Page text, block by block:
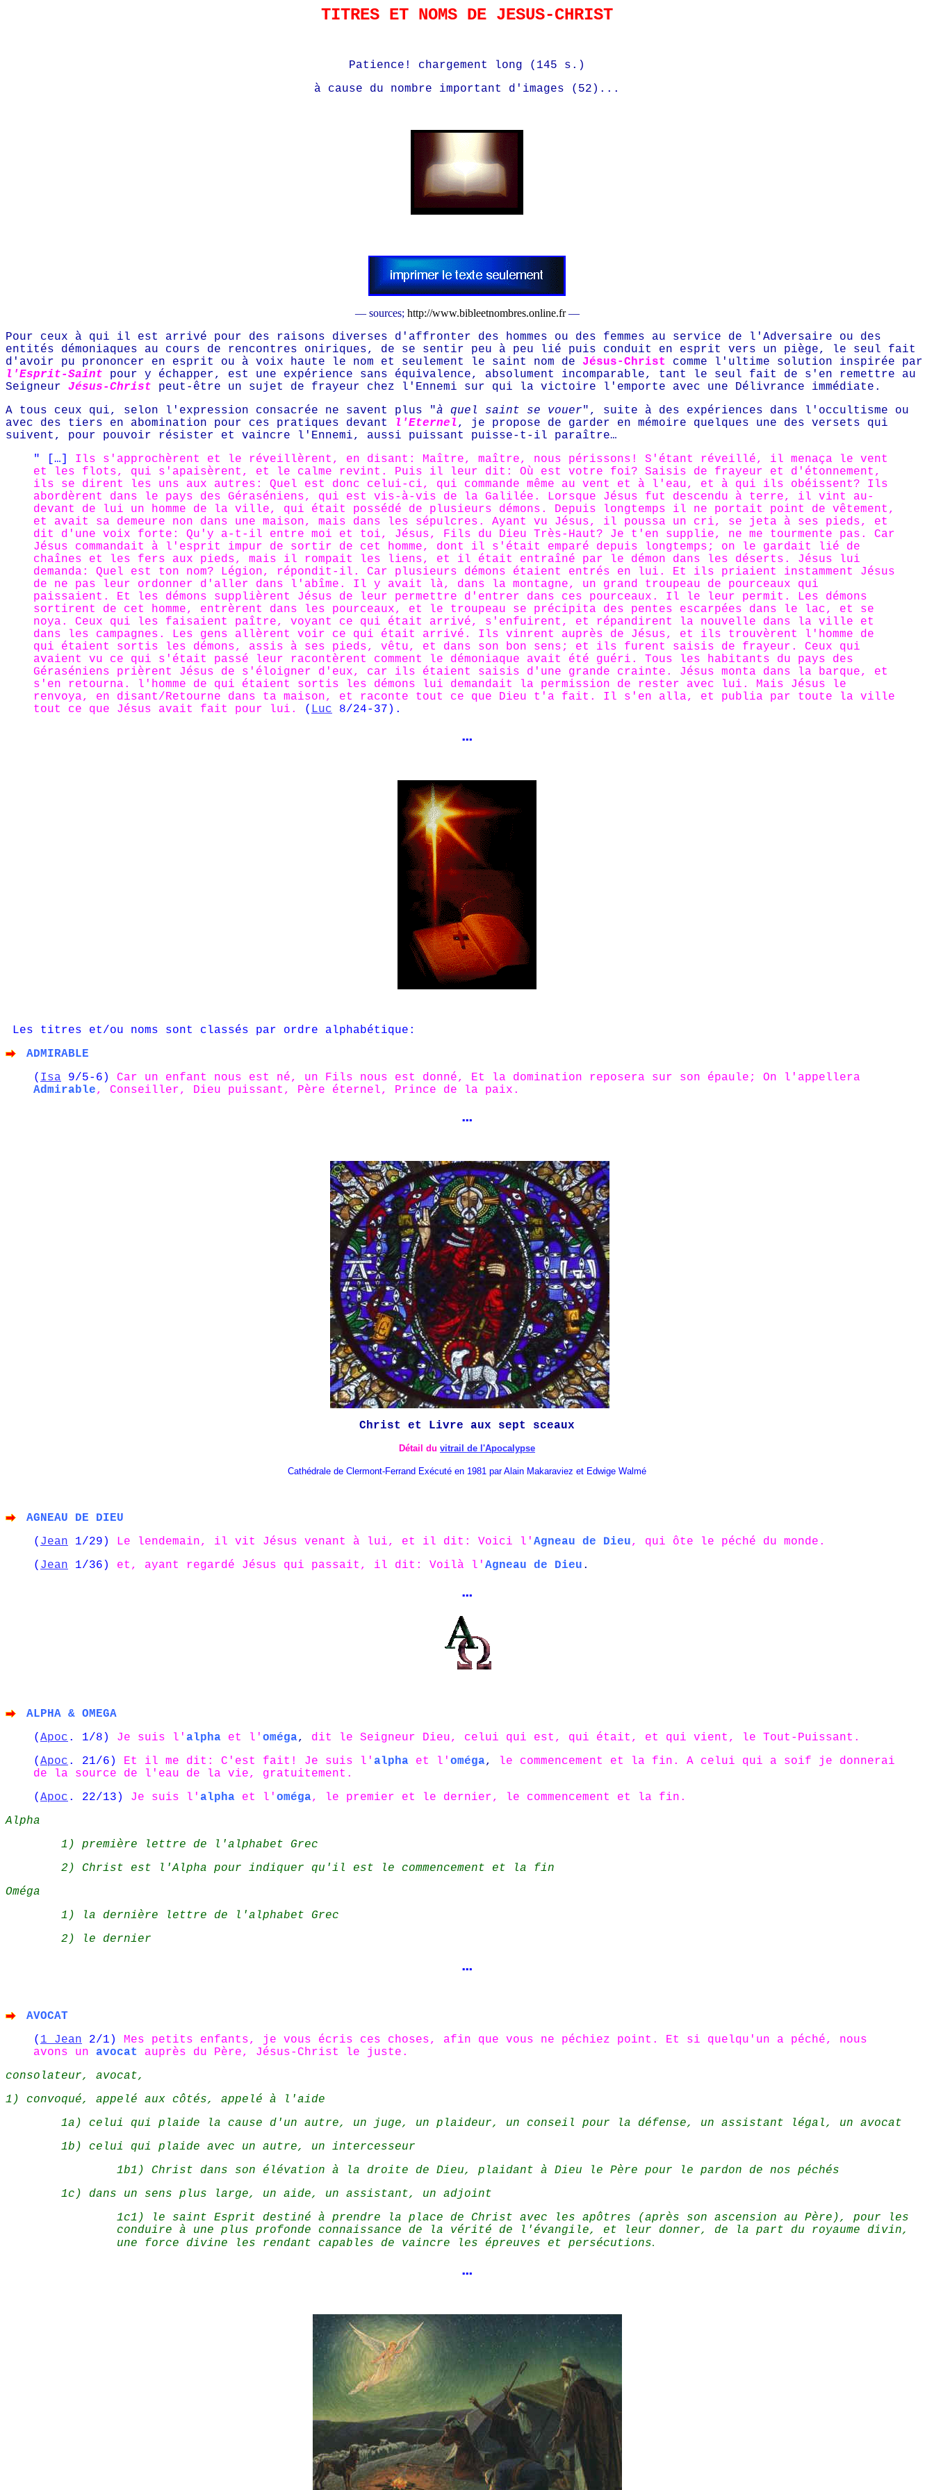
TITRES ET NOMS DE JESUS-CHRIST
Patience! chargement long (145 s.)
à cause du nombre important d'images (52)...
— sources; http://www.bibleetnombres.online.fr—
Pour ceux à qui il est arrivé pour des raisons diverses d'affronter des hommes ou des femmes au service de l'Adversaire ou des
entités démoniaques au cours de rencontres oniriques, de se sentir peu à peu lié puis conduit en esprit vers un piège, le seul fait
d'avoir pu prononcer en esprit ou à voix haute le nom et seulement le saint nom de Jésus-Christ
comme l'ultime solution inspirée par
l'Esprit-Saint
pour y échapper, est une expérience sans équivalence, absolument incomparable, tant le seul fait de s'en remettre au
Seigneur Jésus-Christ peut-être un sujet de frayeur chez l'Ennemi sur qui la victoire l'emporte avec une Délivrance immédiate.
A tous ceux qui, selon l'expression consacrée ne savent plus "à quel saint se vouer", suite à des expériences dans l'occultisme ou
avec des tiers en abomination pour ces pratiques devant
l'Eternel, je propose de garder en mémoire quelques une des versets qui
suivent, pour pouvoir résister et vaincre l'Ennemi, aussi puissant puisse-t-il paraître…
" […] Ils s'approchèrent et le réveillèrent, en disant: Maître, maître, nous périssons! S'étant réveillé, il menaça le vent
et les flots, qui s'apaisèrent, et le calme revint. Puis il leur dit: Où est votre foi? Saisis de frayeur et d'étonnement,
ils se dirent les uns aux autres: Quel est donc celui-ci, qui commande même au vent et à l'eau, et à qui ils obéissent? Ils
abordèrent dans le pays des Géraséniens, qui est vis-à-vis de la Galilée. Lorsque Jésus fut descendu à terre, il vint au-
devant de lui un homme de la ville, qui était possédé de plusieurs démons. Depuis longtemps il ne portait point de vêtement,
et avait sa demeure non dans une maison, mais dans les sépulcres. Ayant vu Jésus, il poussa un cri, se jeta à ses pieds, et
dit d'une voix forte: Qu'y a-t-il entre moi et toi, Jésus, Fils du Dieu Très-Haut? Je t'en supplie, ne me tourmente pas. Car
Jésus commandait à l'esprit impur de sortir de cet homme, dont il s'était emparé depuis longtemps; on le gardait lié de
chaînes et les fers aux pieds, mais il rompait les liens, et il était entraîné par le démon dans les déserts. Jésus lui
demanda: Quel est ton nom? Légion, répondit-il. Car plusieurs démons étaient entrés en lui. Et ils priaient instamment Jésus
de ne pas leur ordonner d'aller dans l'abîme. Il y avait là, dans la montagne, un grand troupeau de pourceaux qui
paissaient. Et les démons supplièrent Jésus de leur permettre d'entrer dans ces pourceaux. Il le leur permit. Les démons
sortirent de cet homme, entrèrent dans les pourceaux, et le troupeau se précipita des pentes escarpées dans le lac, et se
noya. Ceux qui les faisaient paître, voyant ce qui était arrivé, s'enfuirent, et répandirent la nouvelle dans la ville et
dans les campagnes. Les gens allèrent voir ce qui était arrivé. Ils vinrent auprès de Jésus, et ils trouvèrent l'homme de
qui étaient sortis les démons, assis à ses pieds, vêtu, et dans son bon sens; et ils furent saisis de frayeur. Ceux qui
avaient vu ce qui s'était passé leur racontèrent comment le démoniaque avait été guéri. Tous les habitants du pays des
Géraséniens prièrent Jésus de s'éloigner d'eux, car ils étaient saisis d'une grande crainte. Jésus monta dans la barque, et
s'en retourna. l'homme de qui étaient sortis les démons lui demandait la permission de rester avec lui. Mais Jésus le
renvoya, en disant/Retourne dans ta maison, et raconte tout ce que Dieu t'a fait. Il s'en alla, et publia par toute la ville
tout ce que Jésus avait fait pour lui.
( Luc 8/24-37).
…
Les titres et/ou noms sont classés par ordre alphabétique:
ADMIRABLE
( Isa 9/5-6) Car un enfant nous est né, un Fils nous est donné, Et la domination reposera sur son épaule; On l'appellera
Admirable, Conseiller, Dieu puissant, Père éternel, Prince de la paix.
…
Christ et Livre aux sept sceaux
Détail du vitrail de l'Apocalypse
Cathédrale de Clermont-Ferrand Exécuté en 1981 par Alain Makaraviez et Edwige Walmé
AGNEAU DE DIEU
( Jean 1/29) Le lendemain, il vit Jésus venant à lui, et il dit: Voici l' Agneau de Dieu, qui ôte le péché du monde.
( Jean 1/36) et, ayant regardé Jésus qui passait, il dit: Voilà l' Agneau de Dieu .
…
ALPHA & OMEGA
( Apoc . 1/8) Je suis l' alpha et l' oméga, dit le Seigneur Dieu, celui qui est, qui était, et qui vient, le Tout-Puissant.
( Apoc . 21/6) Et il me dit: C'est fait! Je suis l' alpha et l' oméga,
le commencement et la fin. A celui qui a soif je donnerai
de la source de l'eau de la vie, gratuitement.
( Apoc . 22/13) Je suis l' alpha et l' oméga,
le premier et le dernier, le commencement et la fin.
Alpha
1) première lettre de l'alphabet Grec
2) Christ est l'Alpha pour indiquer qu'il est le commencement et la fin
Oméga
1) la dernière lettre de l'alphabet Grec
2) le dernier
…
AVOCAT
( 1 Jean 2/1) Mes petits enfants, je vous écris ces choses, afin que vous ne péchiez point. Et si quelqu'un a péché, nous
avons un avocat auprès du Père, Jésus-Christ le juste.
consolateur, avocat,
1) convoqué, appelé aux côtés, appelé à l'aide
1a) celui qui plaide la cause d'un autre, un juge, un plaideur, un conseil pour la défense, un assistant légal, un avocat
1b) celui qui plaide avec un autre, un intercesseur
1b1) Christ dans son élévation à la droite de Dieu, plaidant à Dieu le Père pour le pardon de nos péchés
1c) dans un sens plus large, un aide, un assistant, un adjoint
1c1) le saint Esprit destiné à prendre la place de Christ avec les apôtres (après son ascension au Père), pour les
conduire à une plus profonde connaissance de la vérité de l'évangile, et leur donner, de la part du royaume divin,
une force divine les rendant capables de vaincre les épreuves et persécutions.
…